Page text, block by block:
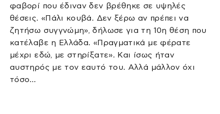
φαβορί που έδιναν δεν βρέθηκε σε υψηλές
θέσεις. «Πάλι κουβά. Δεν ξέρω αν πρέπει να
ζητήσω συγγνώμη», δήλωσε για τη 10η θέση που
κατέλαβε η Ελλάδα. «Πραγματικά με φέρατε
μέχρι εδώ, με στηρίξατε». Και ίσως ήταν
αυστηρός με τον εαυτό του. Αλλά μάλλον όχι
τόσο…